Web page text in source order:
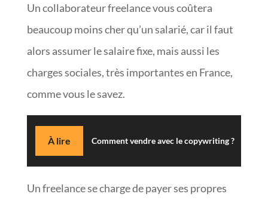
Un collaborateur freelance vous coûtera
beaucoup moins cher qu’un salarié, car il faut
alors assumer le salaire fixe, mais aussi les
charges sociales, très importantes en France,
comme vous le savez.
À lire Comment vendre avec le copywriting ?
Un freelance se charge de payer ses propres